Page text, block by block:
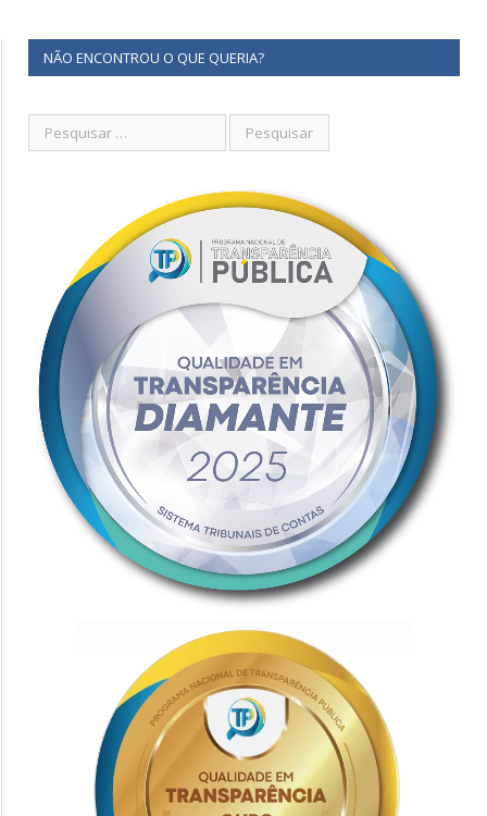
NÃO ENCONTROU O QUE QUERIA?